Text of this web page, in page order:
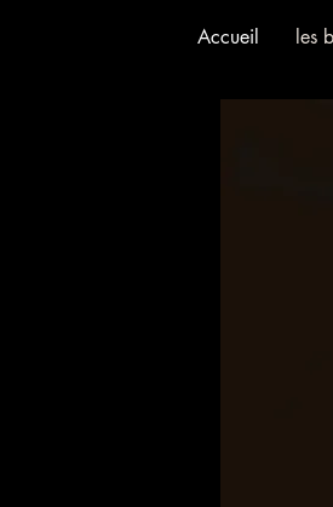
Accueil les